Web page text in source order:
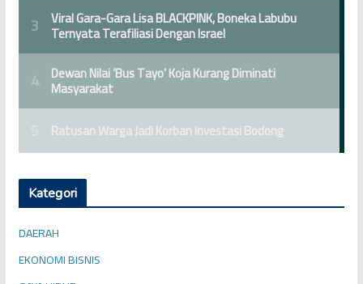
Kategori
DAERAH
EKONOMI BISNIS